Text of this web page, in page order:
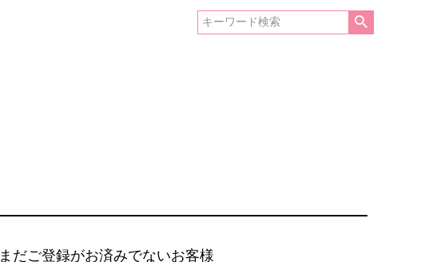
まだご登録がお済みでないお客様